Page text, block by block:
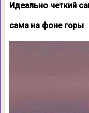
Идеально четкий
сама на фоне горы